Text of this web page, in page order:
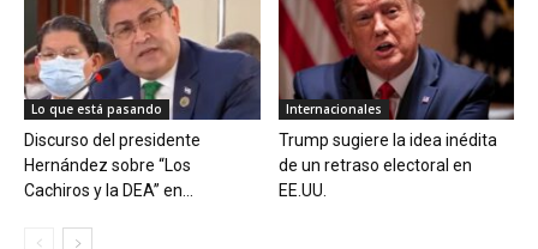
Lo que está pasando
Discurso del presidente
Hernández sobre “Los
Cachiros y la DEA” en...
Internacionales
Trump sugiere la idea inédita
de un retraso electoral en
EE.UU.